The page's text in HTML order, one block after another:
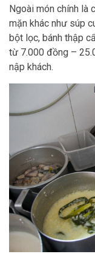
Ngoài món chính là
mặn khác như súp
bột lọc, bánh thập
từ 7.000 đồng –
nập khách.